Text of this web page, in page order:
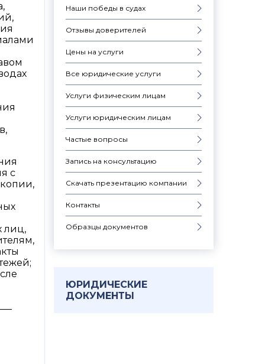
Наши победы в судах
Отзывы доверителей
Цены на услуги
Все юридические услуги
Услуги физическим лицам
Услуги юридическим лицам
Частые вопросы
Запись на консультацию
Скачать презентацию компании
Контакты
Образцы документов
ЮРИДИЧЕСКИЕ
ДОКУМЕНТЫ
с
лиц,